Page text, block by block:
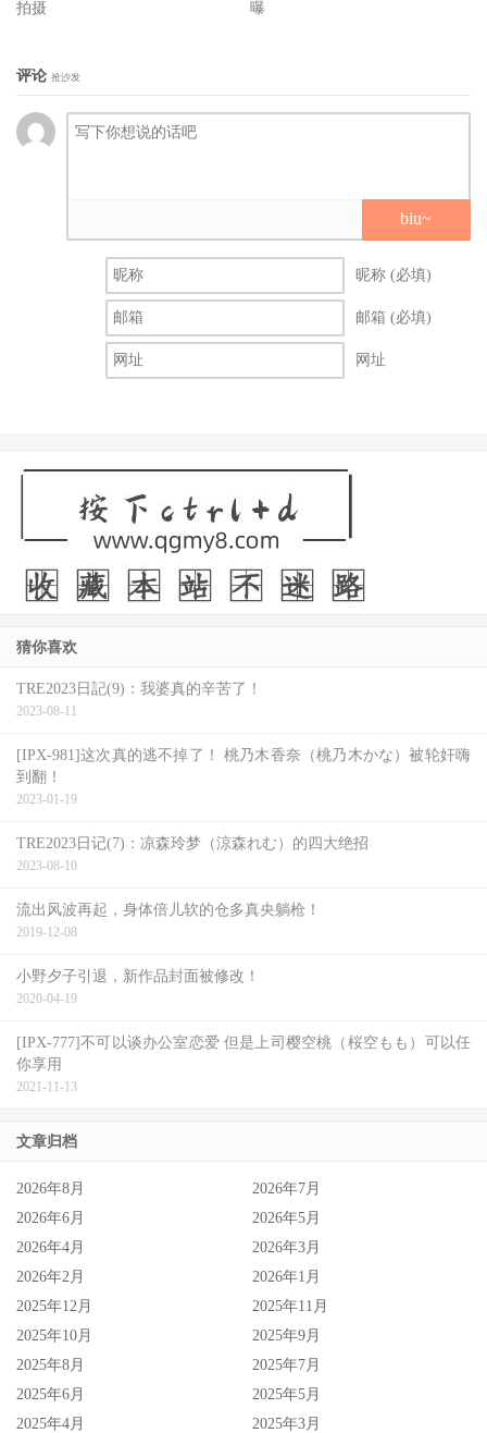
末票房最高纪录。为庆祝台湾将于台湾上映，片商释出电影
拍摄 曝
评论 抢沙发
biu~
昵称 (必填)
邮箱 (必填)
网址
猜你喜欢
TRE2023日記(9)：我婆真的辛苦了！
2023-08-11
[IPX-981]这次真的逃不掉了！ 桃乃木香奈（桃乃木かな）被轮奸嗨
到翻！
2023-01-19
TRE2023日记(7)：凉森玲梦（涼森れむ）的四大绝招
2023-08-10
流出风波再起，身体倍儿软的仓多真央躺枪！
2019-12-08
小野夕子引退，新作品封面被修改！
2020-04-19
[IPX-777]不可以谈办公室恋爱 但是上司樱空桃（桜空もも）可以任
你享用
2021-11-13
文章归档
2026年8月
2026年7月
2026年6月
2026年5月
2026年4月
2026年3月
2026年2月
2026年1月
2025年12月
2025年11月
2025年10月
2025年9月
2025年8月
2025年7月
2025年6月
2025年5月
2025年4月
2025年3月